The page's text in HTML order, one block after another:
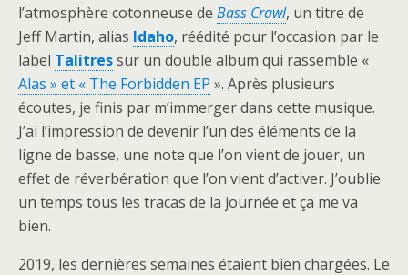
l’atmosphère cotonneuse de Bass Crawl, un titre de
Jeff Martin, alias Idaho, réédité pour l’occasion par le
label Talitressur un double album qui rassemble «
Alas » et « The Forbidden EP ». Après plusieurs
écoutes, je finis par m’immerger dans cette musique.
J’ai l’impression de devenir l’un des éléments de la
ligne de basse, une note que l’on vient de jouer, un
effet de réverbération que l’on vient d’activer. J’oublie
un temps tous les tracas de la journée et ça me va
bien.
2019, les dernières semaines étaient bien chargées. Le